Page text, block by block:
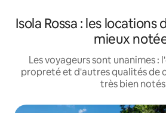
Isola Rossa : les locations
mieux
Les voyageurs sont unanimes :
propreté et d'autres qualités de
très bien